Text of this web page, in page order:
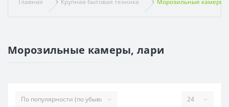
Главная Крупная бытовая техника Морозильные камеры,
Морозильные камеры, лари